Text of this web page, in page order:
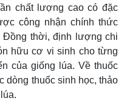
chất lượng cao có đặc
công nhận chính thức
thời, định lượng chi
hữu cơ vi sinh cho từng
của giống lúa. Về thuốc
dòng thuốc sinh học, thảo